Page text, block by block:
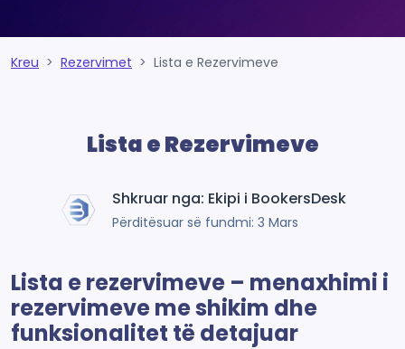
Kreu Rezervimet Lista e Rezervimeve
Lista e Rezervimeve
Shkruar nga: Ekipi i BookersDesk
Përditësuar së fundmi: 3 Mars
Lista e rezervimeve – menaxhimi i
rezervimeve me shikim dhe
funksionalitet të detajuar